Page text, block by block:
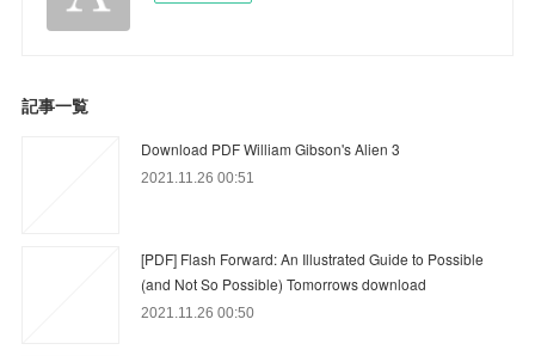
記事一覧
Download PDF William Gibson's Alien 3
2021.11.26 00:51
[PDF] Flash Forward: An Illustrated Guide to Possible
(and Not So Possible) Tomorrows download
2021.11.26 00:50